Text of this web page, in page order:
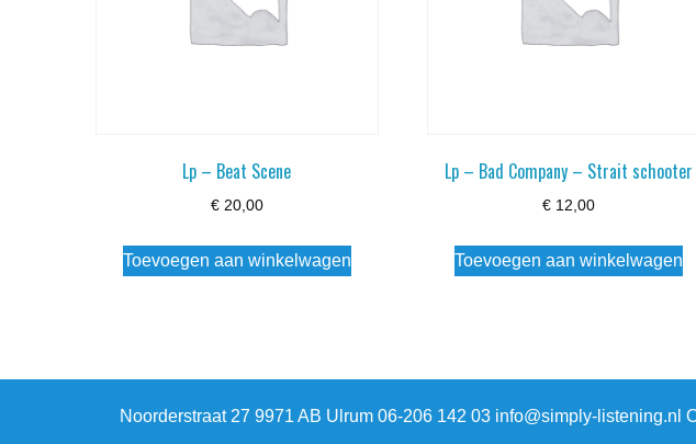
Lp – Beat Scene
€20,00
Toevoegen aan winkelwagen
Lp – Bad Company – Strait schooter
€ 12,00
Toevoegen aan winkelwagen
Noorderstraat 27 9971 AB Ulrum 06-206 142 03 info@simply-